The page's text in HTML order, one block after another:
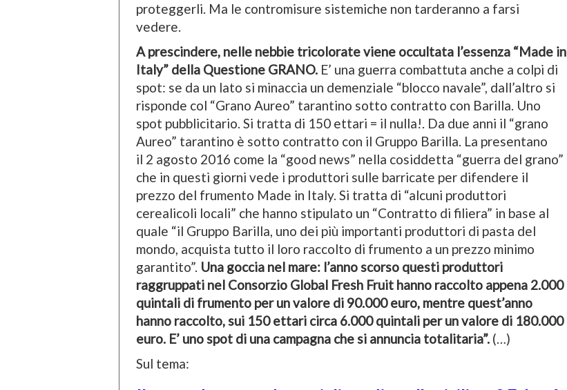
proteggerli. Ma le contromisure sistemiche non tarderanno a farsi
vedere.
A prescindere, nelle nebbie tricolorate viene occultata l’essenza “Made in
Italy” della Questione GRANO. E’ una guerra combattuta anche a colpi di
spot: se da un lato si minaccia un demenziale “blocco navale”, dall’altro si
risponde col “Grano Aureo” tarantino sotto contratto con Barilla. Uno
spot pubblicitario. Si tratta di 150 ettari = il nulla!. Da due anni il “grano
Aureo” tarantino è sotto contratto con il Gruppo Barilla. La presentano
il 2 agosto 2016 come la “good news” nella cosiddetta “guerra del grano”
che in questi giorni vede i produttori sulle barricate per difendere il
prezzo del frumento Made in Italy. Si tratta di “alcuni produttori
cerealicoli locali” che hanno stipulato un “Contratto di filiera” in base al
quale “il Gruppo Barilla, uno dei più importanti produttori di pasta del
mondo, acquista tutto il loro raccolto di frumento a un prezzo minimo
garantito”. Una goccia nel mare: l’anno scorso questi produttori
raggruppati nel Consorzio Global Fresh Fruit hanno raccolto appena 2.000
quintali di frumento per un valore di 90.000 euro, mentre quest’anno
hanno raccolto, sui 150 ettari circa 6.000 quintali per un valore di 180.000
euro. E’ uno spot di una campagna che si annuncia totalitaria”. (…)
Sul tema: